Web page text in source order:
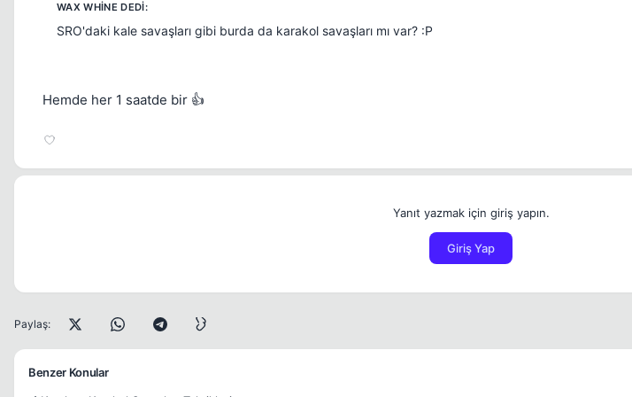
SRO'daki kale savaşları gibi burda da karakol savaşları mı var? :P
Hemde her 1 saatde bir 👍
Yanıt yazmak için giriş yapın.
Giriş Yap
Paylaş:
Benzer Konular